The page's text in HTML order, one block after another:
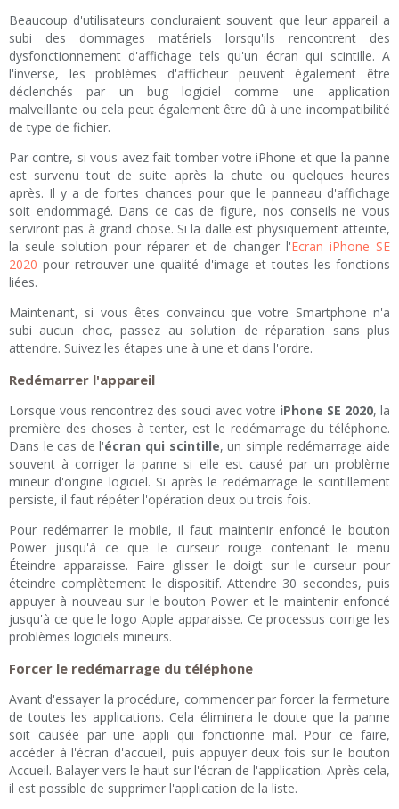
Beaucoup d'utilisateurs concluraient souvent que leur appareil a
subi des dommages matériels lorsqu'ils rencontrent des
dysfonctionnement d'affichage tels qu'un écran qui scintille. A
l'inverse, les problèmes d'afficheur peuvent également être
déclenchés par un bug logiciel comme une application
malveillante ou cela peut également être dû à une incompatibilité
de type de fichier.
Par contre, si vous avez fait tomber votre iPhone et que la panne
est survenu tout de suite après la chute ou quelques heures
après. Il y a de fortes chances pour que le panneau d'affichage
soit endommagé. Dans ce cas de figure, nos conseils ne vous
serviront pas à grand chose. Si la dalle est physiquement atteinte,
la seule solution pour réparer et de changer l'Ecran iPhone SE
2020 pour retrouver une qualité d'image et toutes les fonctions
liées.
Maintenant, si vous êtes convaincu que votre Smartphone n'a
subi aucun choc, passez au solution de réparation sans plus
attendre. Suivez les étapes une à une et dans l'ordre.
Redémarrer l'appareil
Lorsque vous rencontrez des souci avec votre iPhone SE 2020, la
première des choses à tenter, est le redémarrage du téléphone.
Dans le cas de l'écran qui scintille, un simple redémarrage aide
souvent à corriger la panne si elle est causé par un problème
mineur d'origine logiciel. Si après le redémarrage le scintillement
persiste, il faut répéter l'opération deux ou trois fois.
Pour redémarrer le mobile, il faut maintenir enfoncé le bouton
Power jusqu'à ce que le curseur rouge contenant le menu
Éteindre apparaisse. Faire glisser le doigt sur le curseur pour
éteindre complètement le dispositif. Attendre 30 secondes, puis
appuyer à nouveau sur le bouton Power et le maintenir enfoncé
jusqu'à ce que le logo Apple apparaisse. Ce processus corrige les
problèmes logiciels mineurs.
Forcer le redémarrage du téléphone
Avant d'essayer la procédure, commencer par forcer la fermeture
de toutes les applications. Cela éliminera le doute que la panne
soit causée par une appli qui fonctionne mal. Pour ce faire,
accéder à l'écran d'accueil, puis appuyer deux fois sur le bouton
Accueil. Balayer vers le haut sur l'écran de l'application. Après cela,
il est possible de supprimer l'application de la liste.